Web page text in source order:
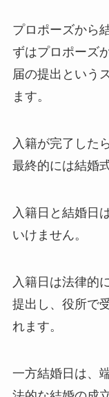
プロポーズから
ずはプロポーズ
届の提出という
ます。
入籍が完了した
最終的には結婚
入籍日と結婚日
いけません。
入籍日は法律的
提出し、役所で
れます。
一方結婚日は、